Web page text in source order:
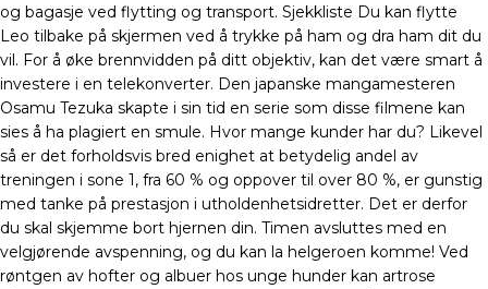
og bagasje ved flytting og transport. Sjekkliste Du kan flytte
Leo tilbake på skjermen ved å trykke på ham og dra ham dit du
vil. For å øke brennvidden på ditt objektiv, kan det være smart å
investere i en telekonverter. Den japanske mangamesteren
Osamu Tezuka skapte i sin tid en serie som disse filmene kan
sies å ha plagiert en smule. Hvor mange kunder har du? Likevel
så er det forholdsvis bred enighet at betydelig andel av
treningen i sone 1, fra 60 % og oppover til over 80 %, er gunstig
med tanke på prestasjon i utholdenhetsidretter. Det er derfor
du skal skjemme bort hjernen din. Timen avsluttes med en
velgjørende avspenning, og du kan la helgeroen komme! Ved
røntgen av hofter og albuer hos unge hunder kan artrose